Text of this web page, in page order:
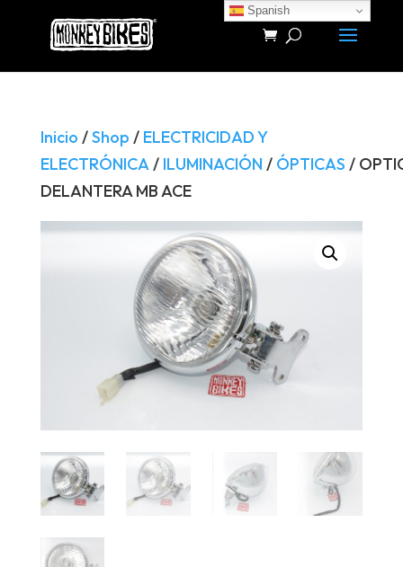
Búsqueda
productos
Inicio /Shop / ELECTRICIDAD Y
ELECTRÓNICA/ ILUMINACIÓN / ÓPTICAS /
DELANTERA MB ACE
Spanish